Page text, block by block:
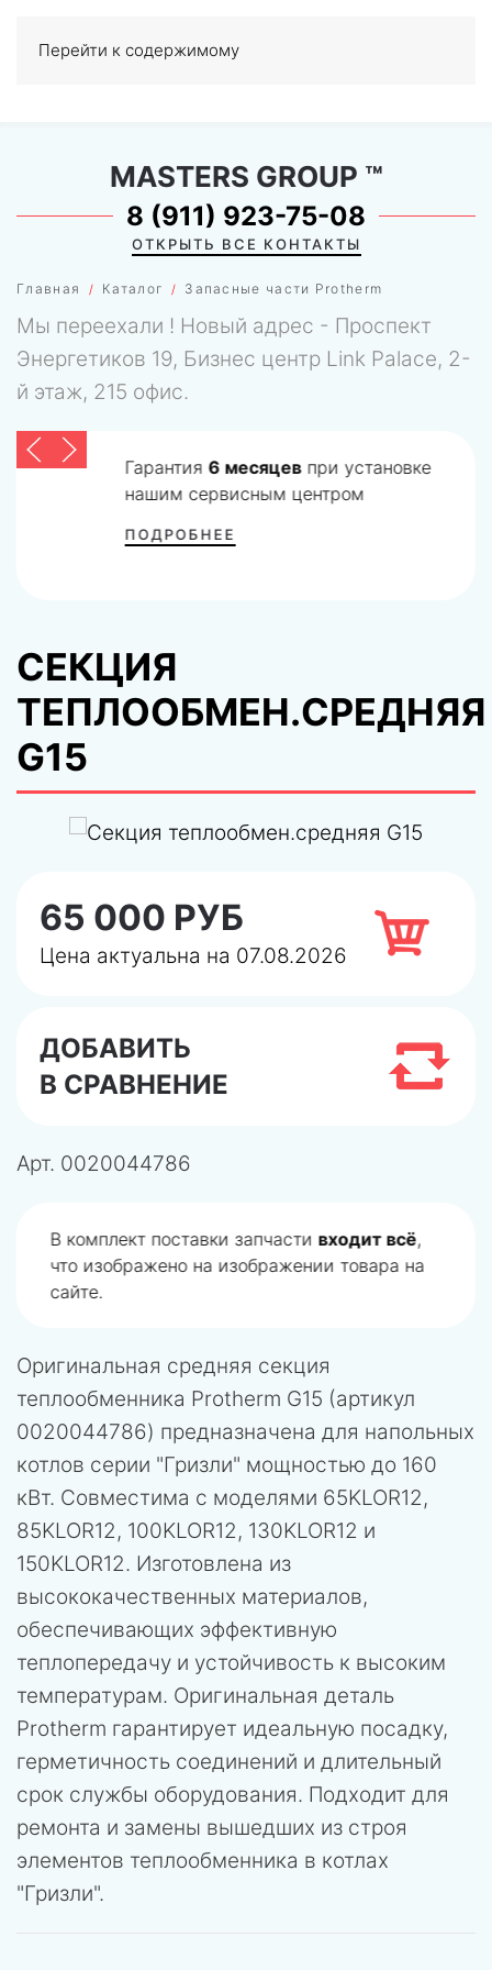
Перейти к содержимому
0
Главная Каталог Запасные части Protherm
MASTERS GROUP ™
8 (911) 923-75-08
ОТКРЫТЬ ВСЕ КОНТАКТЫ
Мы переехали ! Новый адрес - Проспект
Энергетиков 19, Бизнес центр Link Palace, 2-
й этаж, 215 офис.
Гарантия 6 месяцевпри установке
нашим сервисным центром
ПОДРОБНЕЕ
СЕКЦИЯ
ТЕПЛООБМЕН.СРЕДНЯЯ
G15
65 000 РУБ
Цена актуальна на 07.08.2026
ДОБАВИТЬ
В СРАВНЕНИЕ
Арт. 0020044786
В комплект поставки запчасти входит всё,
что изображено на изображении товара на
сайте.
Оригинальная средняя секция
теплообменника Protherm G15 (артикул
0020044786) предназначена для напольных
котлов серии "Гризли" мощностью до 160
кВт. Совместима с моделями 65KLOR12,
85KLOR12, 100KLOR12, 130KLOR12 и
150KLOR12. Изготовлена из
высококачественных материалов,
обеспечивающих эффективную
теплопередачу и устойчивость к высоким
температурам. Оригинальная деталь
Protherm гарантирует идеальную посадку,
герметичность соединений и длительный
срок службы оборудования. Подходит для
ремонта и замены вышедших из строя
элементов теплообменника в котлах
"Гризли".